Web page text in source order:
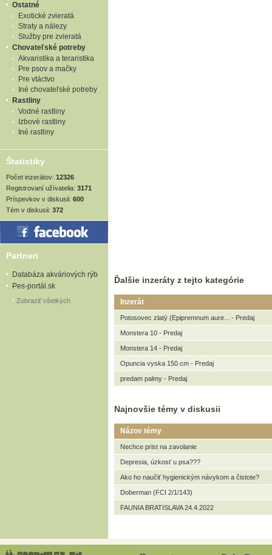
Ostatné
Exotické zvieratá
Straty a nálezy
Služby pre zvieratá
Chovateľské potreby
Akvaristika a teraristika
Pre psov a mačky
Pre vtáctvo
Iné chovateľské potreby
Rastliny
Vodné rastliny
Izbové rastliny
Iné rastliny
Štatistiky
Počet inzerátov: 12326
Registrovaní užívatelia: 3171
Príspevkov v diskusii: 600
Tém v diskusii: 372
Partneri
Databáza akváriových rýb
Pes-portál.sk
Zobraziť všetkých
Ďalšie inzeráty z tejto kategórie
Inzerát
Potosovec zlatý (Epipremnum aure... - Predaj
Monstera 10 - Predaj
Monstera 14 - Predaj
Opuncia vyska 150 cm - Predaj
predam palmy - Predaj
Najnovšie témy v diskusii
Názov témy
Nechce prist na zavolanie
Depresia, úzkosť u psa???
Ako ho naučiť hygienickým návykom a čistote?
Doberman (FCI 2/1/143)
FAUNIA BRATISLAVA 24.4.2022